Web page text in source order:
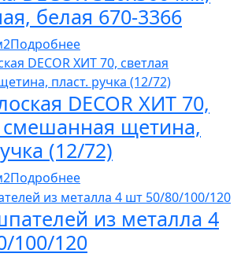
белая 670-3366
Подробнее
DECOR ХИТ 70,
смешанная щетина,
(12/72)
Подробнее
из металла 4
100/120